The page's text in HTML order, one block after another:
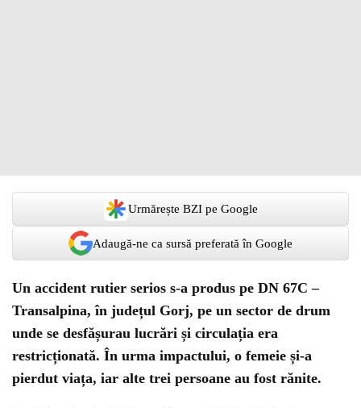
Urmărește BZI pe Google
Adaugă-ne ca sursă preferată în Google
Un accident rutier serios s-a produs pe DN 67C –
Transalpina, în județul Gorj, pe un sector de drum
unde se desfășurau lucrări și circulația era
restricționată. În urma impactului, o femeie și-a
pierdut viața, iar alte trei persoane au fost rănite.